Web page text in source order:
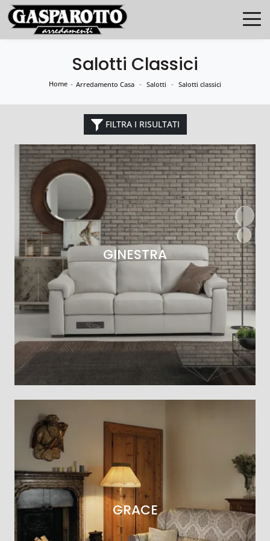
Salotti Classici
Home - Arredamento Casa - Salotti - Salotti classici
FILTRA I RISULTATI
GINESTRA
GRACE